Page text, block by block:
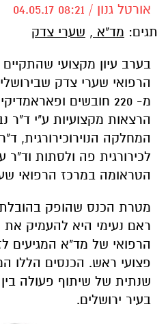
אורטל גנון / 08:21 04.05.17
תגים: מד"א , שערי צדק
בערב עיון מקצועי שהתקיים
הרפואי שערי צדק
מ- 220 חובשים
הרצאות מקצועיות ע"י ד"ר
המחלקה הנוירוכירורגית,
לכירורגית פה ולסתות וד"ר
הטראומה במרכז הרפואי
מטרת הכנס שהופק
ראם נעימי היא להעמיק את
הרפואי של מד"א המגיעים
פצועי ראש. הכנסים הללו
שנתית של שיתוף פעולה
בעיר ירושלים.